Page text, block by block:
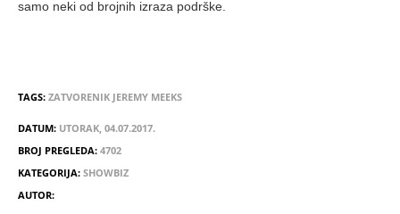
samo neki od brojnih izraza podrške.
TAGS: ZATVORENIK JEREMY MEEKS
DATUM: UTORAK, 04.07.2017.
BROJ PREGLEDA: 4702
KATEGORIJA: SHOWBIZ
AUTOR: